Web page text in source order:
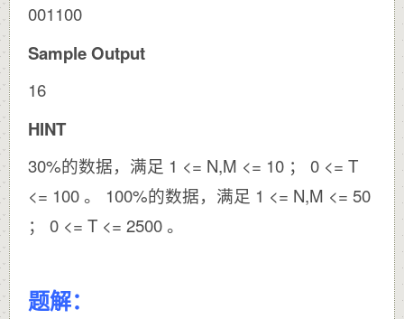
001100
Sample Output
16
HINT
30%的数据，满足 1 <= N,M <= 10 ； 0 <= T
<= 100 。 100%的数据，满足 1 <= N,M <= 50
； 0 <= T <= 2500 。
题解：